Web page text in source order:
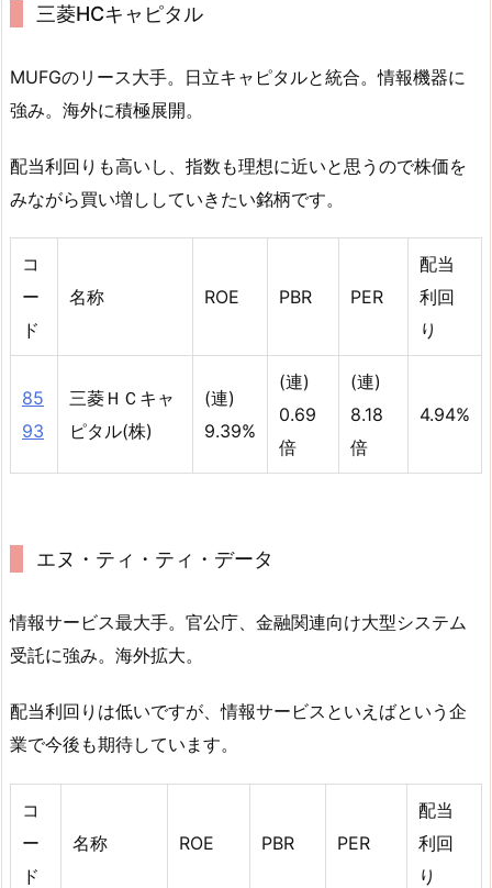
三菱HCキャピタル
MUFGのリース大手。日立キャピタルと統合。情報機器に
強み。海外に積極展開。
配当利回りも高いし、指数も理想に近いと思うので株価を
みながら買い増ししていきたい銘柄です。
コ
ー
ド
名称 ROE PBR PER
配当
利回
り
85
93
三菱ＨＣキャ
ピタル(株)
(連)
9.39%
(連)
0.69
倍
(連)
8.18
倍
4.94%
エヌ・ティ・ティ・データ
情報サービス最大手。官公庁、金融関連向け大型システム
受託に強み。海外拡大。
配当利回りは低いですが、情報サービスといえばという企
業で今後も期待しています。
コ
ー
ド
名称 ROE PBR PER
配当
利回
り